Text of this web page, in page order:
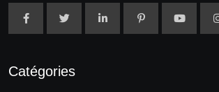
Catégories